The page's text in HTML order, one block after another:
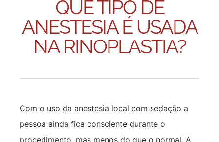
QUE TIPO DE
ANESTESIA É USADA
NA RINOPLASTIA?
Com o uso da anestesia local com sedação a
pessoa ainda fica consciente durante o
procedimento, mas menos do que o normal. A